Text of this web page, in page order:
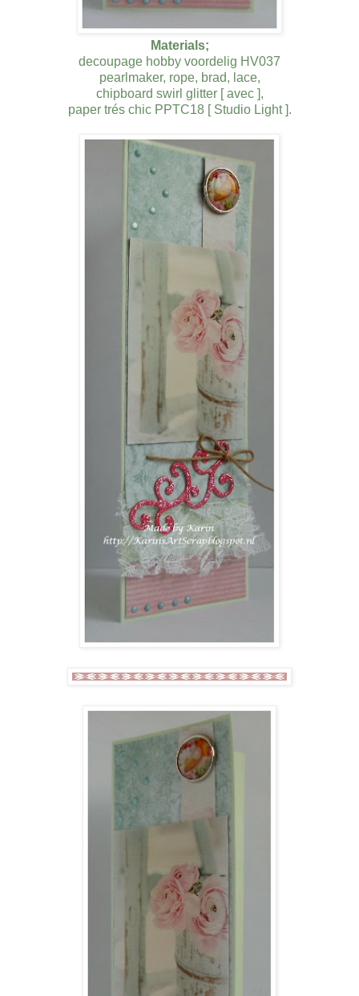
Materials;
decoupage hobby voordelig HV037
pearlmaker, rope, brad, lace,
chipboard swirl glitter [ avec ],
paper trés chic PPTC18 [ Studio Light ].